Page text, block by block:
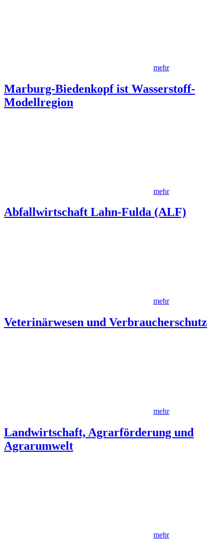
mehr
Marburg-Biedenkopf ist Wasserstoff-
Modellregion
mehr
Abfallwirtschaft Lahn-Fulda (ALF)
mehr
Veterinärwesen und Verbraucherschutz
mehr
Landwirtschaft, Agrarförderung und
Agrarumwelt
mehr